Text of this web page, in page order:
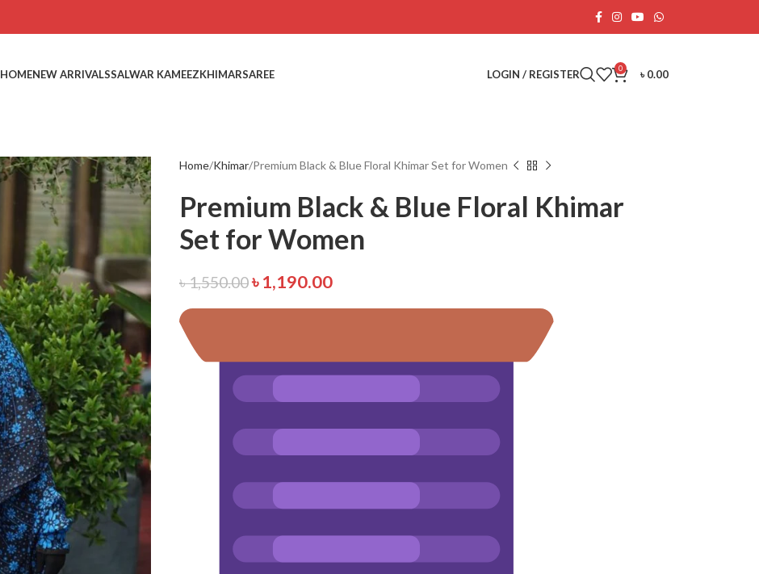
HOMENEW ARRIVALSSALWAR KAMEEZKHIMARSAREE LOGIN / REGISTER 0 ৳0.00
Home Khimar Premium Black & Blue Floral Khimar Set for Women
Premium Black & Blue Floral Khimar
Set for Women
৳1,550.00৳1,190.00